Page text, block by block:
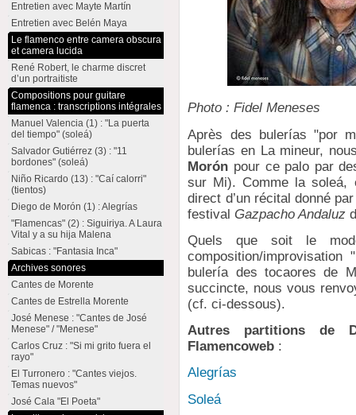
Photo : Fidel Meneses
Après des bulerías "por
bulerías en La mineur,
Morón pour ce palo par
sur Mi). Comme la soleá,
direct d’un récital donné
festival Gazpacho Andaluz
Quels que soit le
composition/improvisation
bulería des tocaores de
succincte, nous vous
(cf. ci-dessous).
Autres partitions de
Flamencoweb :
Alegrías
Soleá
Entretien avec Mayte Martín
Entretien avec Belén Maya
Le flamenco entre camera obscura
et camera lucida
René Robert, le charme discret
d’un portraitiste
Compositions pour guitare
flamenca : transcriptions intégrales
Manuel Valencia (1) : "La puerta
del tiempo" (soleá)
Salvador Gutiérrez (3) : "11
bordones" (soleá)
Niño Ricardo (13) : "Caí calorri"
(tientos)
Diego de Morón (1) : Alegrías
"Flamencas" (2) : Siguiriya. A Laura
Vital y a su hija Malena
Sabicas : "Fantasia Inca"
Archives sonores
Cantes de Morente
Cantes de Estrella Morente
José Menese : "Cantes de José
Menese" / "Menese"
Carlos Cruz : "Si mi grito fuera el
rayo"
El Turronero : "Cantes viejos.
Temas nuevos"
José Cala "El Poeta"